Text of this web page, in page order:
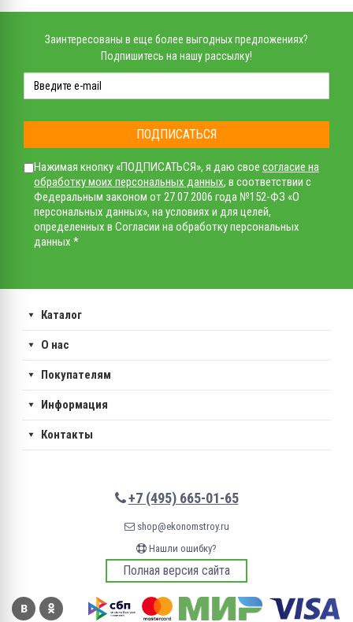
Заинтересованы в еще более выгодных предложениях?
Подпишитесь на нашу рассылку!
ПОДПИСАТЬСЯ
Нажимая кнопку «ПОДПИСАТЬСЯ», я даю свое согласие на
обработку моих персональных данных, в соответствии с
Федеральным законом от 27.07.2006 года №152-ФЗ «О
персональных данных», на условиях и для целей,
определенных в Согласии на обработку персональных
данных *
Каталог
О нас
Покупателям
Информация
Контакты
+7 (495) 665-01-65
shop@ekonomstroy.ru
Нашли ошибку?
Полная версия сайта